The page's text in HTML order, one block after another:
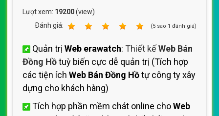
Lượt xem: 19200(view)
Ðánh giá:
(5 sao 1 đánh giá)
Quản trị Web erawatch: Thiết kếWeb Bán
Đồng Hồtuỳ biến cực dễ quản trị (Tích hợp
các tiện ích Web Bán Đồng Hồtự công ty xây
dựng cho khách hàng)
Tích hợp phần mềm chát online choWeb